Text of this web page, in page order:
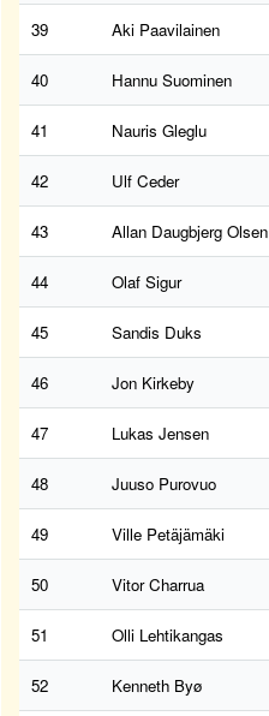
39 Aki Paavilainen
40 Hannu Suominen
41 Nauris Gleglu
42 Ulf Ceder
43 Allan Daugbjerg Olsen
44 Olaf Sigur
45 Sandis Duks
46 Jon Kirkeby
47 Lukas Jensen
48 Juuso Purovuo
49 Ville Petäjämäki
50 Vitor Charrua
51 Olli Lehtikangas
52 Kenneth Byø